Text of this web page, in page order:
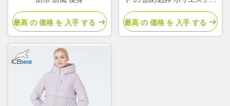
最高 の 価格 を 入手 する
女性 の 春 の コート と ジャ
ケット
最高 の 価格 を 入手 する